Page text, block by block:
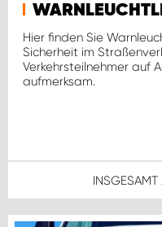
Hier finden Sie
Sicherheit im
Verkehrsteilnehmer auf
aufmerksam.
INSGESAMT